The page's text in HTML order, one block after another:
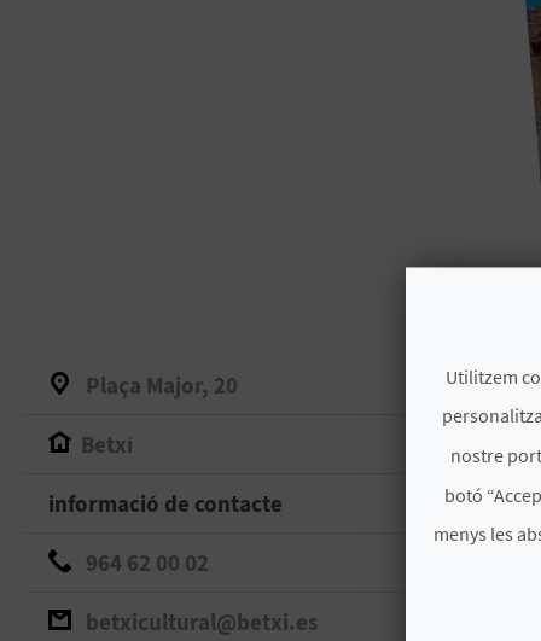
Plaça Major, 20
Betxí
informació de contacte
964 62 00 02
betxicultural@betxi.es
Utilitzem
nostre
botó
menys les